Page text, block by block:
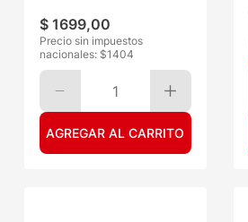
$ 1699,00
Precio sin impuestos
nacionales: $1404
1
AGREGAR AL CARRITO